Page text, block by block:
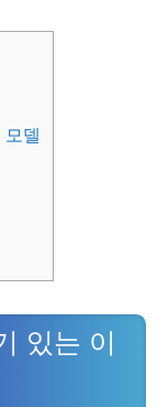
델
있는 이